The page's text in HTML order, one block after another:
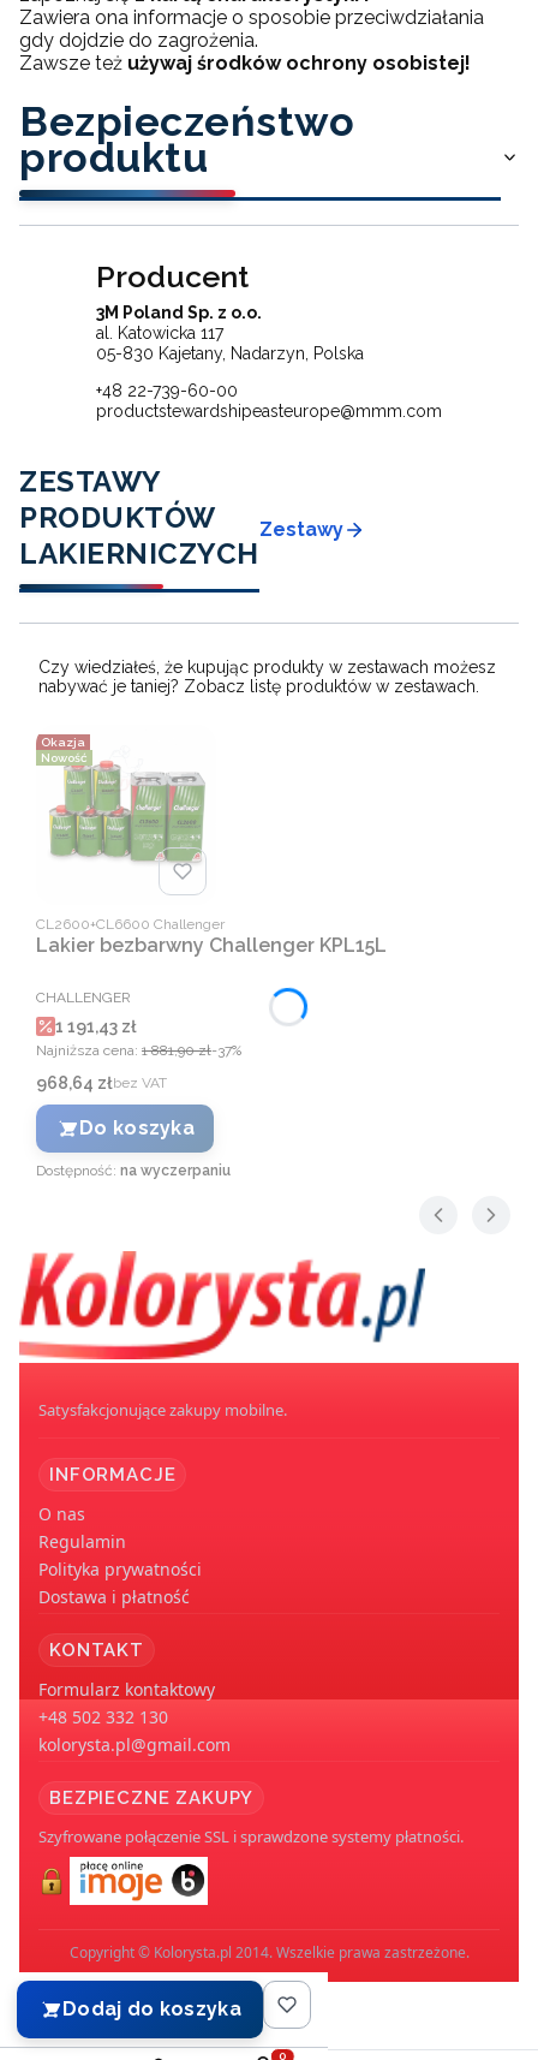
Zawiera ona informacje o sposobie przeciwdziałania
gdy dojdzie do zagrożenia.
Zawsze też używaj środków ochrony osobistej!
Bezpieczeństwo
produktu
Producent
3M Poland Sp. z o.o.
al. Katowicka 117
05-830 Kajetany, Nadarzyn, Polska
+48 22-739-60-00
productstewardshipeasteurope@mmm.com
ZESTAWY
PRODUKTÓW
LAKIERNICZYCH
Zestawy
Czy wiedziałeś, że kupując produkty w zestawach możesz
nabywać je taniej? Zobacz listę produktów w zestawach.
Okazja
Nowość
Kod producenta
CL2600+CL6600 Challenger
Lakier bezbarwny Challenger KPL15L
PRODUCENT
CHALLENGER
Cena promocyjna
1 191,43 zł
Najniższa cena: 1 881,90 zł-37%
Cena
968,64 złbez VAT
Do koszyka
Dostępność: na wyczerpaniu
Satysfakcjonujące zakupy mobilne.
INFORMACJE
O nas
Regulamin
Polityka prywatności
Dostawa i płatność
KONTAKT
Formularz kontaktowy
+48 502 332 130
kolorysta.pl@gmail.com
BEZPIECZNE ZAKUPY
Szyfrowane połączenie SSL i sprawdzone systemy płatności.
Copyright © Kolorysta.pl 2014. Wszelkie prawa zastrzeżone.
Dodaj do koszyka